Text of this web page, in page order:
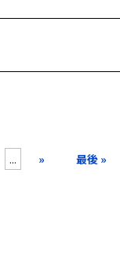
... » 最後 »